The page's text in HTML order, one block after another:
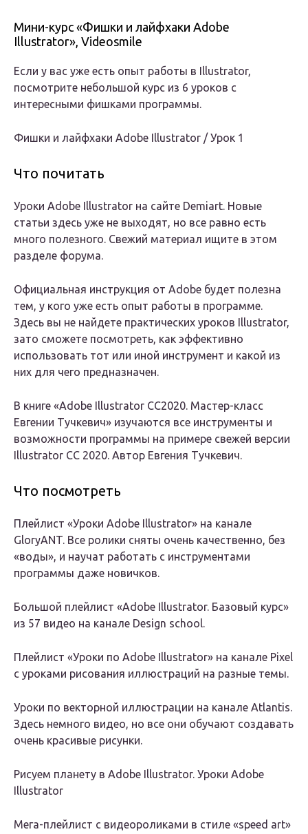
Мини-курс «Фишки и лайфхаки Adobe
Illustrator», Videosmile
Если у вас уже есть опыт работы в Illustrator,
посмотрите небольшой курс из 6 уроков с
интересными фишками программы.
Фишки и лайфхаки Adobe Illustrator / Урок 1
Что почитать
Уроки Adobe Illustrator на сайте Demiart. Новые
статьи здесь уже не выходят, но все равно есть
много полезного. Свежий материал ищите в этом
разделе форума.
Официальная инструкция от Adobe будет полезна
тем, у кого уже есть опыт работы в программе.
Здесь вы не найдете практических уроков Illustrator,
зато сможете посмотреть, как эффективно
использовать тот или иной инструмент и какой из
них для чего предназначен.
В книге «Adobe Illustrator CC2020. Мастер-класс
Евгении Тучкевич» изучаются все инструменты и
возможности программы на примере свежей версии
Illustrator CC 2020. Автор Евгения Тучкевич.
Что посмотреть
Плейлист «Уроки Adobe Illustrator» на канале
GloryANT. Все ролики сняты очень качественно, без
«воды», и научат работать с инструментами
программы даже новичков.
Большой плейлист «Adobe Illustrator. Базовый курс»
из 57 видео на канале Design school.
Плейлист «Уроки по Adobe Illustrator» на канале Pixel
с уроками рисования иллюстраций на разные темы.
Уроки по векторной иллюстрации на канале Atlantis.
Здесь немного видео, но все они обучают создавать
очень красивые рисунки.
Рисуем планету в Adobe Illustrator. Уроки Adobe
Illustrator
Мега-плейлист с видеороликами в стиле «speed art»